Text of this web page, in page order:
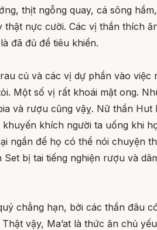
thịt ngỗng quay, cá sông
thật nực cười. Các vị thần thích
đã đủ để tiêu khiển.
củ và các vị dự phần vào việc
Một số vị rất khoái mật ong.
và rượu cũng vậỵ. Nữ thần Hut
khuyến khích người ta uống khi
ngần để họ có thể nói chuyện
Set bị tai tiếng nghiện rượu và
chẳng hạn, bởi các thần đâu
vậy, Ma’at là thức ăn chủ